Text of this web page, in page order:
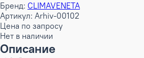
Бренд: CLIMAVENETA
Артикул: Arhiv-00102
Цена по запросу
Нет в наличии
Описание